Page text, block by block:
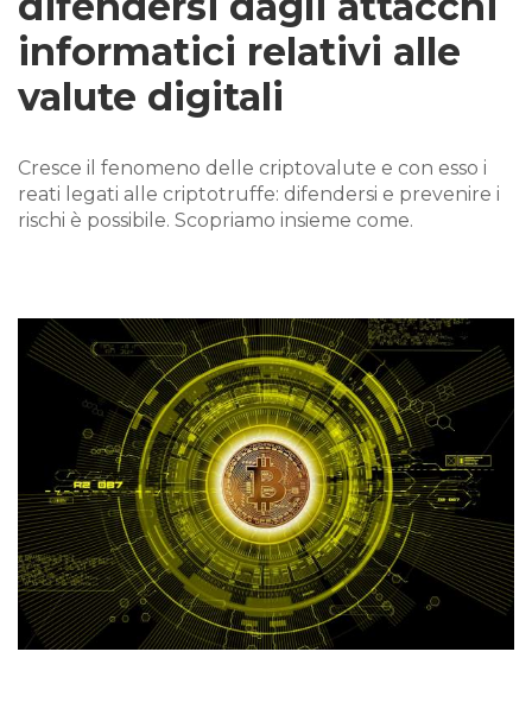
informatici relativi alle
valute digitali
Cresce il fenomeno delle criptovalute e con esso i
reati legati alle criptotruffe: difendersi e prevenire i
rischi è possibile. Scopriamo insieme come.